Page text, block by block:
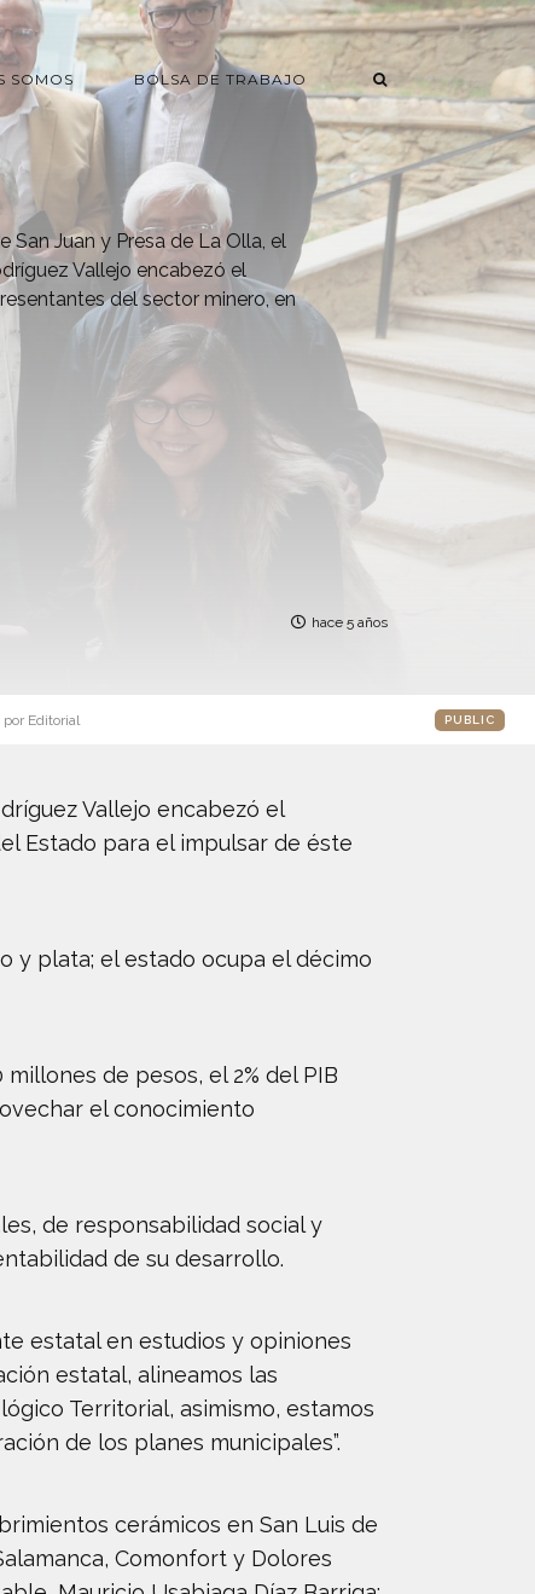
SOMOS BOLSA DE TRABAJO
Juan y Presa de La Olla, el
Vallejo encabezó el
del sector minero, en
hace 5 años
por Editorial PUBLIC
Vallejo encabezó el
Estado para el impulsar de éste
y plata; el estado ocupa el décimo
de pesos, el 2% del PIB
el conocimiento
de responsabilidad social y
de su desarrollo.
estatal en estudios y opiniones
estatal, alineamos las
Territorial, asimismo, estamos
de los planes municipales”.
cerámicos en San Luis de
Comonfort y Dolores